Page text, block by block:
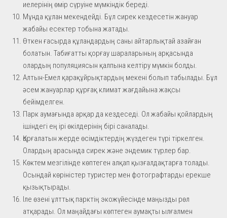
иелерінің өмір сүруіне мүмкіндік береді.
Мұнда құлан мекендейді. Бұл сирек кездесетін жануар
жабайы есектер тобына жатады.
Өткен ғасырда құландардың саны айтарлықтай азайған
болатын. Табиғатты қорғау шараларының арқасында
олардың популяциясын қалпына келтіру мүмкін болды.
Алтын-Емел қарақұйрықтардың мекені болып табылады. Бұл
әсем жануарлар құрғақ климат жағдайына жақсы
бейімделген.
Парк аумағында арқар да кездеседі. Ол жабайы қойлардың
ішіндегі ең ірі өкілдерінің бірі саналады.
Қорғалатын жерде өсімдіктердің жүздеген түрі тіркелген.
Олардың арасында сирек және эндемик түрлер бар.
Көктем мезгілінде көптеген алқап қызғалдақтарға толады.
Осындай көріністер туристер мен фотографтарды ерекше
қызықтырады.
Іле өзені ұлттық парктің экожүйесінде маңызды рөл
атқарады. Ол маңайдағы көптеген аумақты ылғалмен